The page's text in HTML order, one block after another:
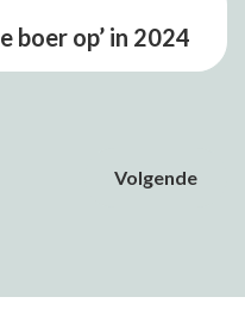
boer op’ in 2024
Volgende